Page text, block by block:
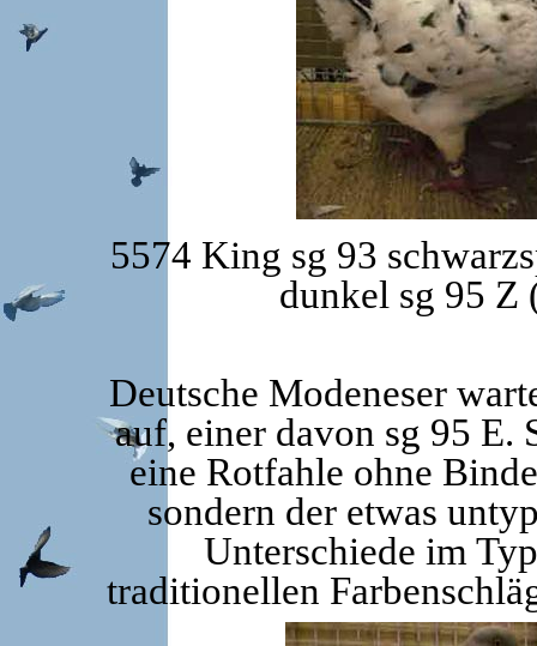
5574 King sg 93
dunkel sg 95 Z
Deutsche Modeneser
auf, einer davon sg 95 E.
eine Rotfahle ohne
sondern der etwas
Unterschiede im
traditionellen